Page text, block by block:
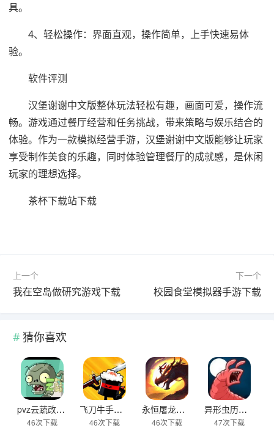
具。
4、轻松操作：界面直观，操作简单，上手快速易体
验。
软件评测
汉堡谢谢中文版整体玩法轻松有趣，画面可爱，操作流
畅。游戏通过餐厅经营和任务挑战，带来策略与娱乐结合的
体验。作为一款模拟经营手游，汉堡谢谢中文版能够让玩家
享受制作美食的乐趣，同时体验管理餐厅的成就感，是休闲
玩家的理想选择。
茶杯下载站下载
上一个
我在空岛做研究游戏下载
下一个
校园食堂模拟器手游下载
猜你喜欢
pvz云蔬改版下载
46次下载
飞刀牛手中文版下载
46次下载
永恒屠龙传奇大极品游戏下载
46次下载
异形虫历险记2下载
47次下载